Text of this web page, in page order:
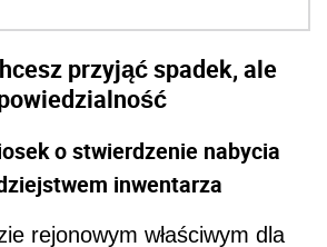
przyjąć spadek, ale
o stwierdzenie nabycia
inwentarza
rejonowym właściwym dla